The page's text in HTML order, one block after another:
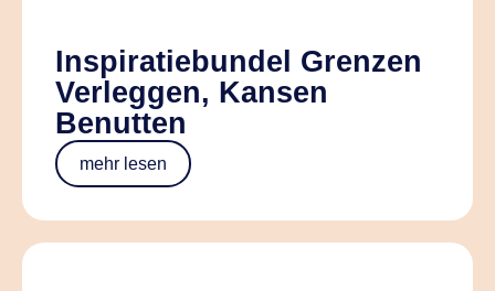
Inspiratiebundel Grenzen
Verleggen, Kansen
Benutten
mehr lesen